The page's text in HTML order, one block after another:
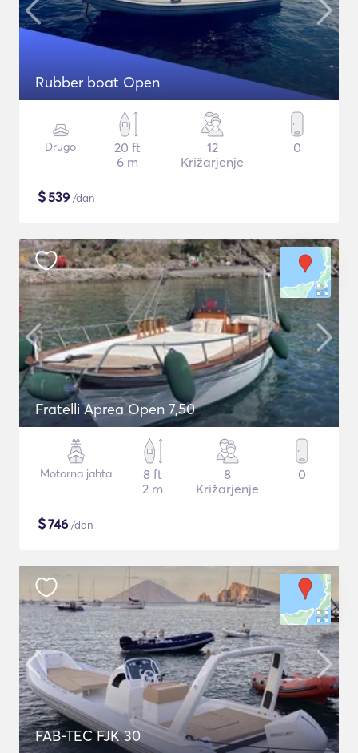
Rubber boat Open
Drugo
20 ft
6 m
12
Križarjenje
0
$539 /dan
Fratelli Aprea Open 7,50
Motorna jahta
8 ft
2 m
8
Križarjenje
0
$746 /dan
FAB-TEC FJK 30